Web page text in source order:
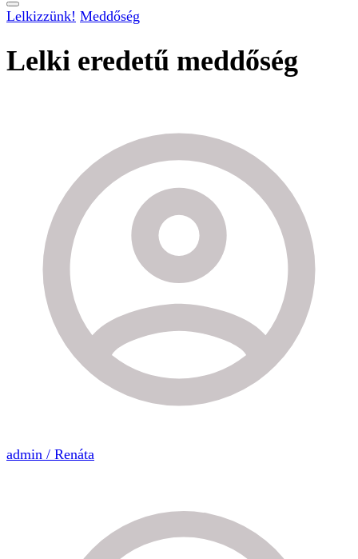
Lelkizzünk! Meddőség
Lelki eredetű meddőség
admin / Renáta